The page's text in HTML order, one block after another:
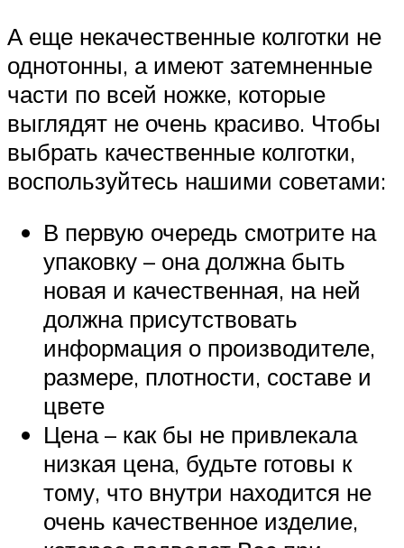
А еще некачественные колготки не
однотонны, а имеют затемненные
части по всей ножке, которые
выглядят не очень красиво. Чтобы
выбрать качественные колготки,
воспользуйтесь нашими советами:
В первую очередь смотрите на
упаковку – она должна быть
новая и качественная, на ней
должна присутствовать
информация о производителе,
размере, плотности, составе и
цвете
Цена – как бы не привлекала
низкая цена, будьте готовы к
тому, что внутри находится не
очень качественное изделие,